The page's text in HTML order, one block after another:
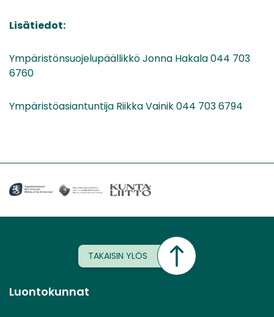
Lisätiedot:
Ympäristönsuojelupäällikkö Jonna Hakala 044 703
6760
Ympäristöasiantuntija Riikka Vainik 044 703 6794
TAKAISIN YLÖS
Luontokunnat